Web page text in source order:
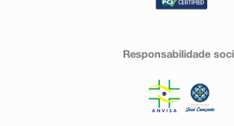
Responsabilidade